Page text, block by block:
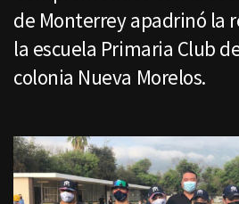
de Monterrey apadrinó la
la escuela Primaria Club
colonia Nueva Morelos.